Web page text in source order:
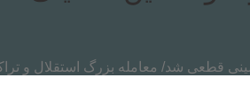
قطعی شد/ معامله بزرگ استقلال و